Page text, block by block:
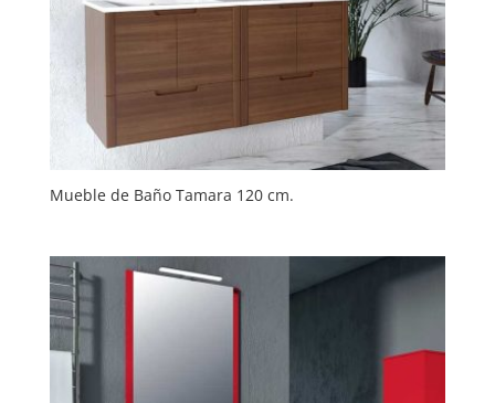
Mueble de Baño Tamara 120 cm.